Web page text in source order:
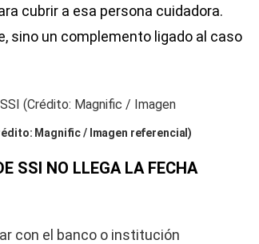
cubrir a esa persona cuidadora.
sino un complemento ligado al caso
Magnific / Imagen referencial)
SSI NO LLEGA LA FECHA
con el banco o institución